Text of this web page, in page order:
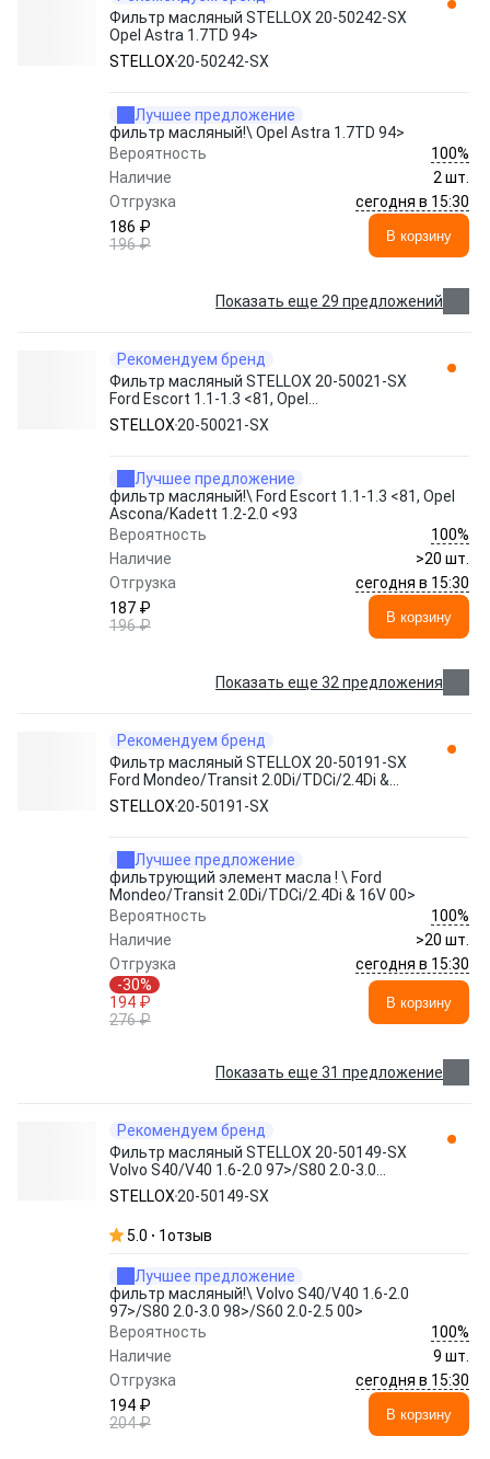
Фильтр масляный STELLOX 20-50242-SX
Opel Astra 1.7TD 94>
STELLOX 20-50242-SX
Лучшее предложение
фильтр масляный!\ Opel Astra 1.7TD 94>
Вероятность
100%
Наличие
2 шт.
Отгрузка
сегодня в 15:30
186 ₽
196 ₽
В корзину
Показать еще 29 предложений
Рекомендуем бренд
Фильтр масляный STELLOX 20-50021-SX
Ford Escort 1.1-1.3 <81, Opel
Ascona/Kadett 1.2-2.0 <93
STELLOX 20-50021-SX
Лучшее предложение
фильтр масляный!\ Ford Escort 1.1-1.3 <81, Opel
Ascona/Kadett 1.2-2.0 <93
Вероятность
100%
Наличие
>20 шт.
Отгрузка
сегодня в 15:30
187 ₽
196 ₽
В корзину
Показать еще 32 предложения
Рекомендуем бренд
Фильтр масляный STELLOX 20-50191-SX
Ford Mondeo/Transit 2.0Di/TDCi/2.4Di &
16V 00>
STELLOX 20-50191-SX
Лучшее предложение
фильтрующий элемент масла ! \ Ford
Mondeo/Transit 2.0Di/TDCi/2.4Di & 16V 00>
Вероятность
100%
Наличие
>20 шт.
Отгрузка
сегодня в 15:30
-30%
194 ₽
276 ₽
В корзину
Показать еще 31 предложение
Рекомендуем бренд
Фильтр масляный STELLOX 20-50149-SX
Volvo S40/V40 1.6-2.0 97>/S80 2.0-3.0
98>/S60 2.0-2.5 00>
STELLOX 20-50149-SX
5.0 1отзыв
Лучшее предложение
фильтр масляный!\ Volvo S40/V40 1.6-2.0
97>/S80 2.0-3.0 98>/S60 2.0-2.5 00>
Вероятность
100%
Наличие
9 шт.
Отгрузка
сегодня в 15:30
194 ₽
204 ₽
В корзину